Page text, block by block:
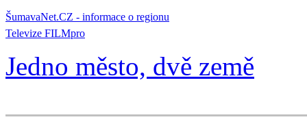
ŠumavaNet.CZ - informace o regionu
Televize FILMpro
Jedno město, dvě země